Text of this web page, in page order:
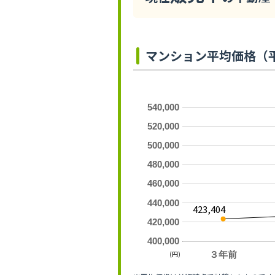
マンション平均価格（
３年前
400,000
420,000
440,000
460,000
480,000
500,000
520,000
540,000
423,404
(円)